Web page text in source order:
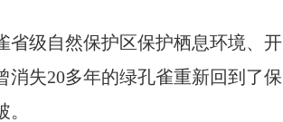
级自然保护区保护栖息环境、开
失20多年的绿孔雀重新回到了保